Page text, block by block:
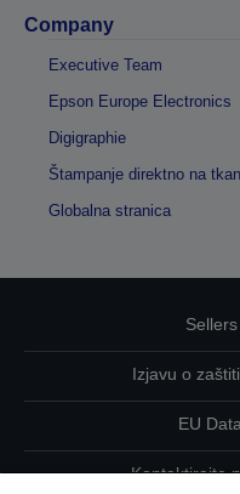
Company
Executive Team
Epson Europe Electronics
Digigraphie
Štampanje direktno na
Globalna stranica
Izjavu o
EU
Kontaktirajte